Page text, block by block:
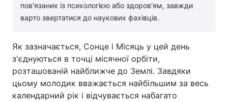
пов'язаних із психологією або здоров'ям, завжди
варто звертатися до наукових фахівців.
Як зазначається, Сонце і Місяць у цей день
з'єднуються в точці місячної орбіти,
розташованій найближче до Землі. Завдяки
цьому молодик вважається найбільшим за весь
календарний рік і відчувається набагато